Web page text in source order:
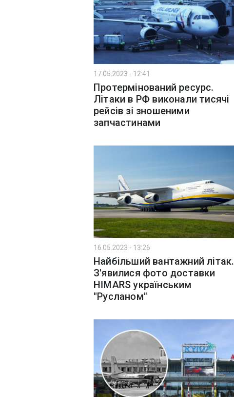
17.05.2023 - 12:41
Протермінований ресурс.
Літаки в РФ виконали тисячі
рейсів зі зношеними
запчастинами
16.05.2023 - 13:26
Найбільший вантажний літак.
З'явилися фото доставки
HIMARS українським
"Русланом"